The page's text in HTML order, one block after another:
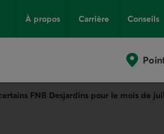
À propos Carrière Conseils
FNB Desjardins pour le mois de